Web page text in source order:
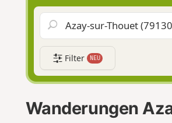
Filter NEU
Wanderungen